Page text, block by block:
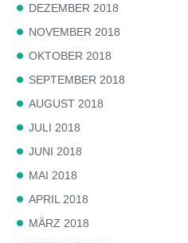
DEZEMBER 2018
NOVEMBER 2018
OKTOBER 2018
SEPTEMBER 2018
AUGUST 2018
JULI 2018
JUNI 2018
MAI 2018
APRIL 2018
MÄRZ 2018